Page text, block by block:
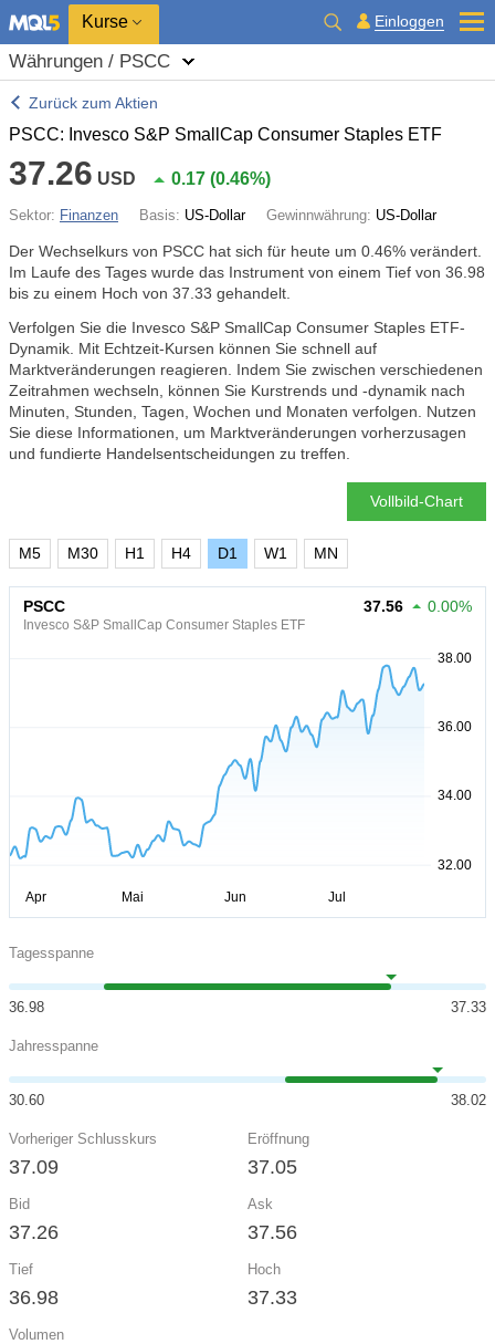
Kurse Einloggen
Währungen / PSCC
Zurück zum Aktien
PSCC: Invesco S&P SmallCap Consumer Staples ETF
37.26 USD 0.17 (0.46%)
Sektor: Finanzen Basis: US-Dollar Gewinnwährung: US-Dollar
Der Wechselkurs von PSCC hat sich für heute um 0.46% verändert.
Im Laufe des Tages wurde das Instrument von einem Tief von 36.98
bis zu einem Hoch von 37.33 gehandelt.
Verfolgen Sie die Invesco S&P SmallCap Consumer Staples ETF-
Dynamik. Mit Echtzeit-Kursen können Sie schnell auf
Marktveränderungen reagieren. Indem Sie zwischen verschiedenen
Zeitrahmen wechseln, können Sie Kurstrends und -dynamik nach
Minuten, Stunden, Tagen, Wochen und Monaten verfolgen. Nutzen
Sie diese Informationen, um Marktveränderungen vorherzusagen
und fundierte Handelsentscheidungen zu treffen.
Vollbild-Chart
M5 M30 H1 H4 D1 W1 MN
PSCC
Invesco S&P SmallCap Consumer Staples ETF
37.56 0.00%
Tagesspanne
36.98 37.33
Jahresspanne
30.60 38.02
Vorheriger Schlusskurs
37.09
Eröffnung
37.05
Bid
37.26
Ask
37.56
Tief
36.98
Hoch
37.33
Volumen